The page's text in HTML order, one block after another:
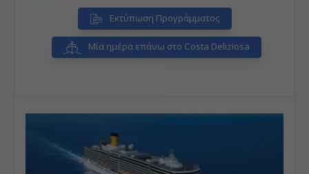
Σπλιτ και οι επισκέπτες της κροατικής πόλης συνήθως
συμφωνούν με τους ντόπιους.
Εκτύπωση Προγράμματος
Μία ημέρα επάνω στο Costa Deliziosa